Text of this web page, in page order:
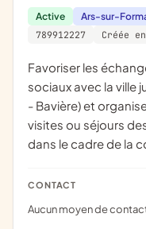
Active Ars-sur-
789912227
Créée
favoriser les échanges scolaires, sportifs, culturels,
sociaux avec la ville
- Bavière) et
visites ou séjours
dans le cadre de la
CONTACT
Aucun moyen de